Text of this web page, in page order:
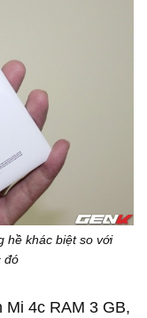
hề khác biệt so với
đó
Mi 4c RAM 3 GB,